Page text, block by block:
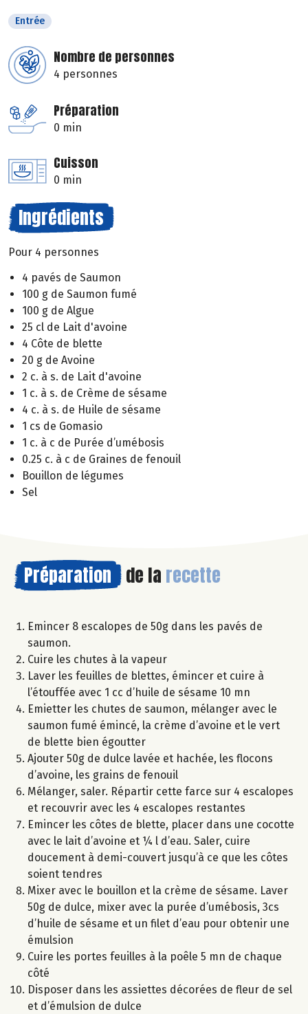
Entrée
Nombre de personnes
4 personnes
Préparation
0 min
Cuisson
0 min
Ingrédients
Pour 4 personnes
4 pavés de Saumon
100 g de Saumon fumé
100 g de Algue
25 cl de Lait d'avoine
4 Côte de blette
20 g de Avoine
2 c. à s. de Lait d'avoine
1 c. à s. de Crème de sésame
4 c. à s. de Huile de sésame
1 cs de Gomasio
1 c. à c de Purée d’umébosis
0.25 c. à c de Graines de fenouil
Bouillon de légumes
Sel
Préparation de la recette
Emincer 8 escalopes de 50g dans les pavés de
saumon.
Cuire les chutes à la vapeur
Laver les feuilles de blettes, émincer et cuire à
l’étouffée avec 1 cc d’huile de sésame 10 mn
Emietter les chutes de saumon, mélanger avec le
saumon fumé émincé, la crème d’avoine et le vert
de blette bien égoutter
Ajouter 50g de dulce lavée et hachée, les flocons
d’avoine, les grains de fenouil
Mélanger, saler. Répartir cette farce sur 4 escalopes
et recouvrir avec les 4 escalopes restantes
Emincer les côtes de blette, placer dans une cocotte
avec le lait d’avoine et ¼ l d’eau. Saler, cuire
doucement à demi-couvert jusqu’à ce que les côtes
soient tendres
Mixer avec le bouillon et la crème de sésame. Laver
50g de dulce, mixer avec la purée d’umébosis, 3cs
d’huile de sésame et un filet d’eau pour obtenir une
émulsion
Cuire les portes feuilles à la poêle 5 mn de chaque
côté
Disposer dans les assiettes décorées de fleur de sel
et d’émulsion de dulce